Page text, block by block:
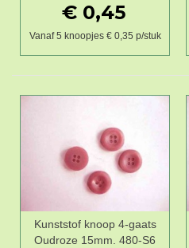
€ 0,45
Vanaf 5 knoopjes € 0,35 p/stuk
Kunststof knoop 4-gaats
Oudroze 15mm. 480-S6